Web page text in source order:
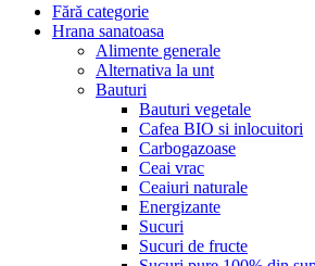
Fără categorie
Hrana sanatoasa
Alimente generale
Alternativa la unt
Bauturi
Bauturi vegetale
Cafea BIO si inlocuitori
Carbogazoase
Ceai vrac
Ceaiuri naturale
Energizante
Sucuri
Sucuri de fructe